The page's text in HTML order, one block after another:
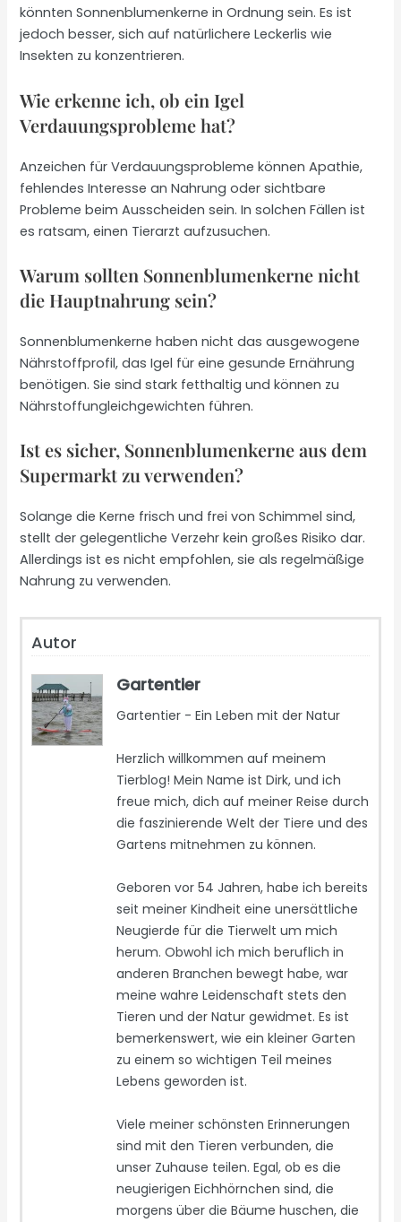
könnten Sonnenblumenkerne in Ordnung sein. Es ist
jedoch besser, sich auf natürlichere Leckerlis wie
Insekten zu konzentrieren.
Wie erkenne ich, ob ein Igel
Verdauungsprobleme hat?
Anzeichen für Verdauungsprobleme können Apathie,
fehlendes Interesse an Nahrung oder sichtbare
Probleme beim Ausscheiden sein. In solchen Fällen ist
es ratsam, einen Tierarzt aufzusuchen.
Warum sollten Sonnenblumenkerne nicht
die Hauptnahrung sein?
Sonnenblumenkerne haben nicht das ausgewogene
Nährstoffprofil, das Igel für eine gesunde Ernährung
benötigen. Sie sind stark fetthaltig und können zu
Nährstoffungleichgewichten führen.
Ist es sicher, Sonnenblumenkerne aus dem
Supermarkt zu verwenden?
Solange die Kerne frisch und frei von Schimmel sind,
stellt der gelegentliche Verzehr kein großes Risiko dar.
Allerdings ist es nicht empfohlen, sie als regelmäßige
Nahrung zu verwenden.
Autor
Gartentier
Gartentier - Ein Leben mit der Natur
Herzlich willkommen auf meinem
Tierblog! Mein Name ist Dirk, und ich
freue mich, dich auf meiner Reise durch
die faszinierende Welt der Tiere und des
Gartens mitnehmen zu können.
Geboren vor 54 Jahren, habe ich bereits
seit meiner Kindheit eine unersättliche
Neugierde für die Tierwelt um mich
herum. Obwohl ich mich beruflich in
anderen Branchen bewegt habe, war
meine wahre Leidenschaft stets den
Tieren und der Natur gewidmet. Es ist
bemerkenswert, wie ein kleiner Garten
zu einem so wichtigen Teil meines
Lebens geworden ist.
Viele meiner schönsten Erinnerungen
sind mit den Tieren verbunden, die
unser Zuhause teilen. Egal, ob es die
neugierigen Eichhörnchen sind, die
morgens über die Bäume huschen, die